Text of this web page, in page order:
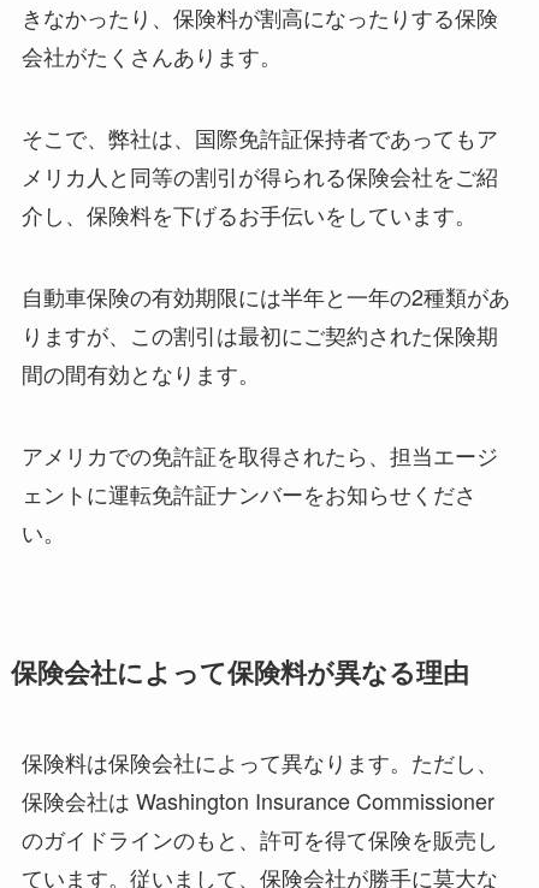
きなかったり、保険料が割高になったりする保険
会社がたくさんあります。
そこで、弊社は、国際免許証保持者であってもア
メリカ人と同等の割引が得られる保険会社をご紹
介し、保険料を下げるお手伝いをしています。
自動車保険の有効期限には半年と一年の2種類があ
りますが、この割引は最初にご契約された保険期
間の間有効となります。
アメリカでの免許証を取得されたら、担当エージ
ェントに運転免許証ナンバーをお知らせくださ
い。
保険会社によって保険料が異なる理由
保険料は保険会社によって異なります。ただし、
保険会社は Washington Insurance Commissioner
のガイドラインのもと、許可を得て保険を販売し
ています。従いまして、保険会社が勝手に莫大な